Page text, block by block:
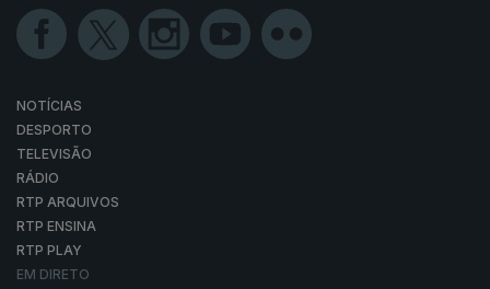
NOTÍCIAS
DESPORTO
TELEVISÃO
RÁDIO
RTP ARQUIVOS
RTP ENSINA
RTP PLAY
EM DIRETO